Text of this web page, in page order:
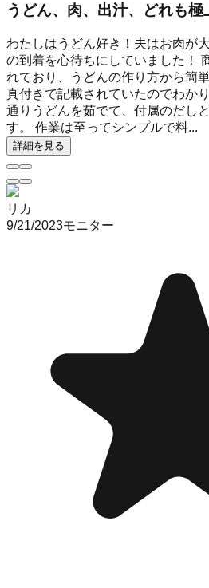
うどん、肉、出汁、どれも
わたしはうどん好き！夫はお肉が
の到着を心待ちにしていました！
れており、うどんの作り方から簡
真付きで記載されていたのでわか
通りうどんを茹でて、付属のだし
す。 作業は至ってシンプルで料...
詳細を見る
リカ
9/21/2023モニター